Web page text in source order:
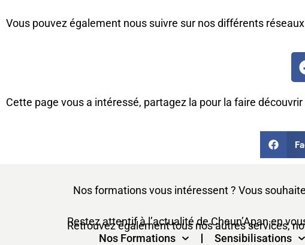
Vous pouvez également nous suivre sur nos différents
Cette page vous a intéressé, partagez la pour la faire
Nos formations vous intéressent ? Vous
Restez attentif à l’actualité de Cheun’Apan en
Retrouvez également tous nos autres services,
Nos Formations
Sensibilisations